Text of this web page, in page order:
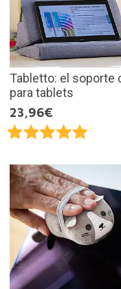
Tabletto: el soporte
para tablets
23,96€